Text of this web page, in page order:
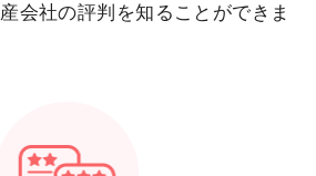
会社の評判を知ることができま